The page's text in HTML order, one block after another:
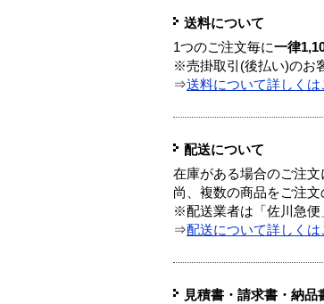
送料について
1つのご注文毎に一律
※売掛取引(後払い)のお
⇒送料について詳しくは
配送について
在庫がある場合のご注
尚、複数の商品をご注
※配送業者は「佐川急便
⇒配送について詳しくは
見積書・請求書・納品